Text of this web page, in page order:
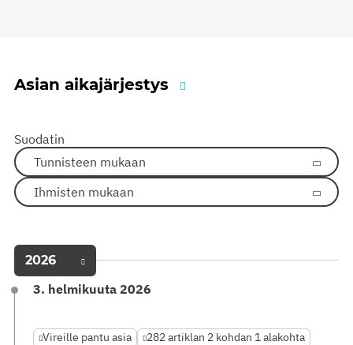
Asian aikajärjestys
Suodatin
Tunnisteen mukaan
Ihmisten mukaan
2026
3. helmikuuta 2026
Vireille pantu asia
282 artiklan 2 kohdan 1 alakohta